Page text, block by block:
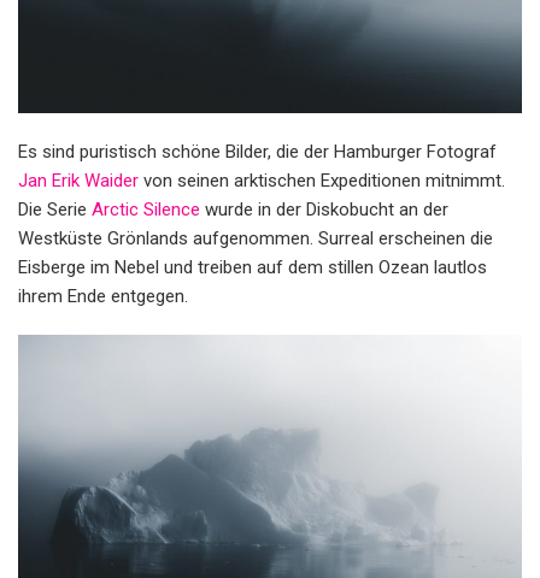
Es sind puristisch schöne Bilder, die der Hamburger Fotograf
Jan Erik Waider von seinen arktischen Expeditionen mitnimmt.
Die Serie Arctic Silence wurde in der Diskobucht an der
Westküste Grönlands aufgenommen. Surreal erscheinen die
Eisberge im Nebel und treiben auf dem stillen Ozean lautlos
ihrem Ende entgegen.